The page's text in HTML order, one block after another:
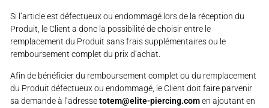
Si l’article est défectueux ou endommagé lors de la réception du
Produit, le Client a donc la possibilité de choisir entre le
remplacement du Produit sans frais supplémentaires ou le
remboursement complet du prix d’achat.
Afin de bénéficier du remboursement complet ou du remplacement
du Produit défectueux ou endommagé, le Client doit faire parvenir
sa demande à l’adressetotem@elite-piercing.comen ajoutant en